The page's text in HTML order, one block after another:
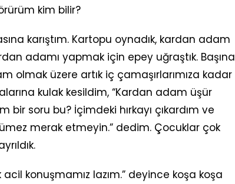
kim bilir?
karıştım. Kartopu oynadık, kardan adam
adamı yapmak için epey uğraştık. Başına
olmak üzere artık iç çamaşırlarımıza kadar
kulak kesildim, “Kardan adam üşür
bir soru bu? İçimdeki hırkayı çıkardım ve
merak etmeyin.” dedim. Çocuklar çok
konuşmamız lazım.” deyince koşa koşa